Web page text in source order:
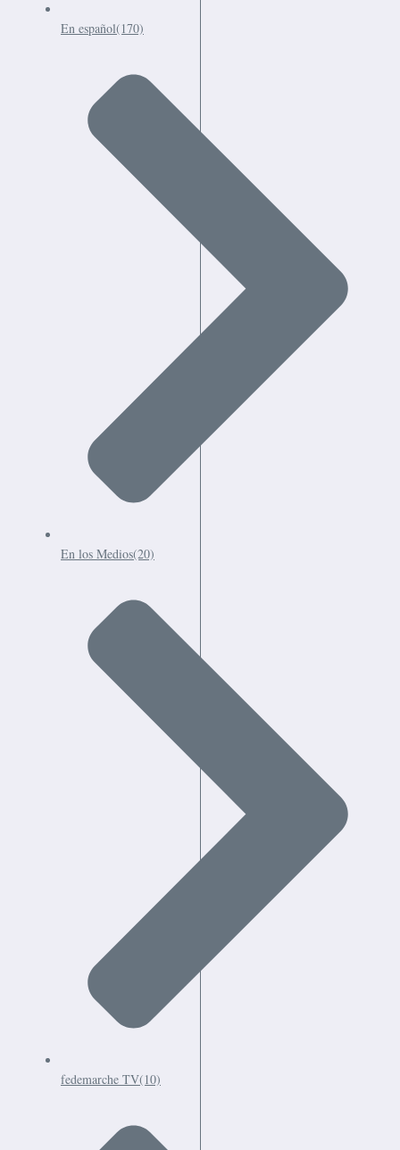
En español(170)
En los Medios(20)
fedemarche TV(10)